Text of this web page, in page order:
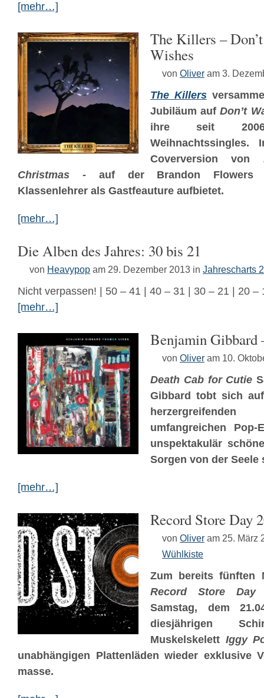
[mehr…]
The Killers –
Wishes
von Oliver am 3.
The Killers
Jubiläum aufDon’t
ihre seit 2006
Weihnachtssingles.
Coverversion von
Christmas - auf der Brandon Flowers
Klassenlehrer als Gastfeauture aufbietet.
[mehr…]
Die Alben des Jahres: 30 bis 21
von Heavypop am 29. Dezember 2013 in Jahrescharts
Nicht verpassen! | 50 – 41 | 40 – 31 | 30 – 21 | 20 –
[mehr…]
Benjamin Gibbard
von Oliver am 10.
Death Cab for Cutie
Gibbard tobt sich
umfangreichen
unspektakulär
Sorgen von der Seele
[mehr…]
Record Store Day
von Oliver am 25. März
Wühlkiste
Zum bereits fünften
Record Store
Samstag, dem
diesjährigen
Muskelskelett Iggy
unabhängigen Plattenläden wieder exklusive
masse.